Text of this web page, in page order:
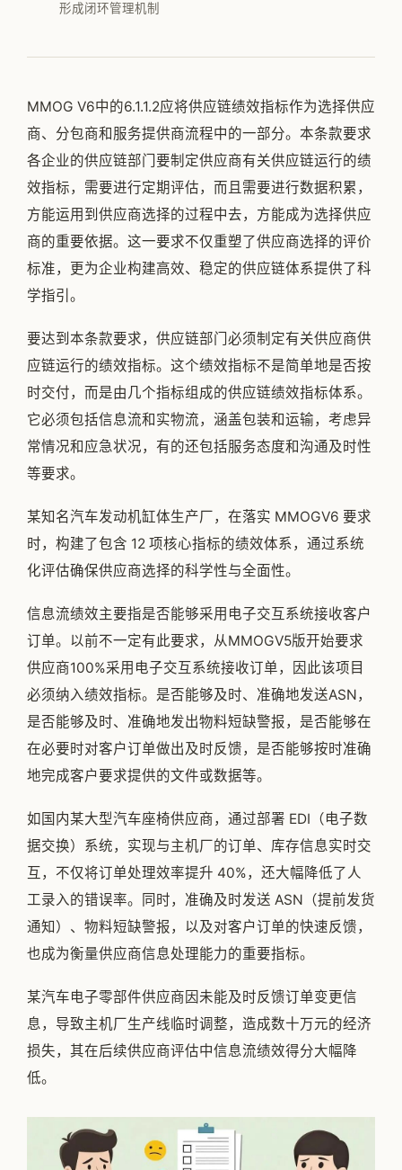
邱伏生
加入我们
形成闭环管理机制
MMOG V6中的6.1.1.2应将供应链绩效指标作为选择供应
商、分包商和服务提供商流程中的一部分。本条款要求
各企业的供应链部门要制定供应商有关供应链运行的绩
效指标，需要进行定期评估，而且需要进行数据积累，
方能运用到供应商选择的过程中去，方能成为选择供应
商的重要依据。这一要求不仅重塑了供应商选择的评价
标准，更为企业构建高效、稳定的供应链体系提供了科
学指引。
要达到本条款要求，供应链部门必须制定有关供应商供
应链运行的绩效指标。这个绩效指标不是简单地是否按
时交付，而是由几个指标组成的供应链绩效指标体系。
它必须包括信息流和实物流，涵盖包装和运输，考虑异
常情况和应急状况，有的还包括服务态度和沟通及时性
等要求。
某知名汽车发动机缸体生产厂，在落实 MMOGV6 要求
时，构建了包含 12 项核心指标的绩效体系，通过系统
化评估确保供应商选择的科学性与全面性。
信息流绩效主要指是否能够采用电子交互系统接收客户
订单。以前不一定有此要求，从MMOGV5版开始要求
供应商100%采用电子交互系统接收订单，因此该项目
必须纳入绩效指标。是否能够及时、准确地发送ASN，
是否能够及时、准确地发出物料短缺警报，是否能够在
在必要时对客户订单做出及时反馈，是否能够按时准确
地完成客户要求提供的文件或数据等。
如国内某大型汽车座椅供应商，通过部署 EDI（电子数
据交换）系统，实现与主机厂的订单、库存信息实时交
互，不仅将订单处理效率提升 40%，还大幅降低了人
工录入的错误率。同时，准确及时发送 ASN（提前发货
通知）、物料短缺警报，以及对客户订单的快速反馈，
也成为衡量供应商信息处理能力的重要指标。
某汽车电子零部件供应商因未能及时反馈订单变更信
息，导致主机厂生产线临时调整，造成数十万元的经济
损失，其在后续供应商评估中信息流绩效得分大幅降
低。